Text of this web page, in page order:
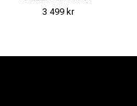
3 499 kr